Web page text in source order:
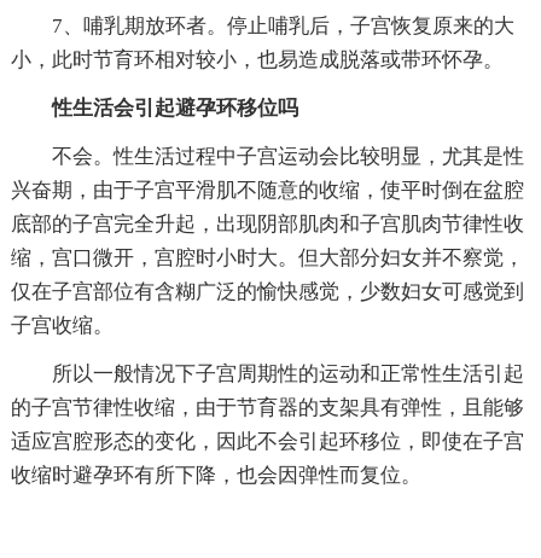
7、哺乳期放环者。停止哺乳后，子宫恢复原来的大
小，此时节育环相对较小，也易造成脱落或带环怀孕。
性生活会引起避孕环移位吗
不会。性生活过程中子宫运动会比较明显，尤其是性
兴奋期，由于子宫平滑肌不随意的收缩，使平时倒在盆腔
底部的子宫完全升起，出现阴部肌肉和子宫肌肉节律性收
缩，宫口微开，宫腔时小时大。但大部分妇女并不察觉，
仅在子宫部位有含糊广泛的愉快感觉，少数妇女可感觉到
子宫收缩。
所以一般情况下子宫周期性的运动和正常性生活引起
的子宫节律性收缩，由于节育器的支架具有弹性，且能够
适应宫腔形态的变化，因此不会引起环移位，即使在子宫
收缩时避孕环有所下降，也会因弹性而复位。